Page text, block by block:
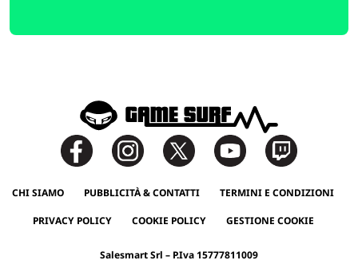
CHI SIAMO PUBBLICITÀ & CONTATTI TERMINI E CONDIZIONI
PRIVACY POLICY COOKIE POLICY GESTIONE COOKIE
Salesmart Srl – P.Iva 15777811009